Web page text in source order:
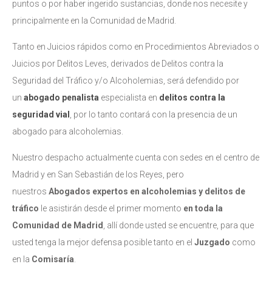
puntos o por haber ingerido sustancias, donde nos necesite y
principalmente en la Comunidad de Madrid.
Tanto en Juicios rápidos como en Procedimientos Abreviados o
Juicios por Delitos Leves, derivados de Delitos contra la
Seguridad del Tráfico y/o Alcoholemias, será defendido por
un abogado penalista especialista en delitos contra la
seguridad vial
, por lo tanto contará con la presencia de un
abogado para alcoholemias.
Nuestro despacho actualmente cuenta con sedes en el centro de
Madrid y en San Sebastián de los Reyes, pero
nuestros Abogados expertos en alcoholemias y delitos de
tráfico le asistirán desde el primer momento en toda la
Comunidad de Madrid
, allí donde usted se encuentre, para que
usted tenga la mejor defensa posible tanto en el Juzgado como
en la Comisaría